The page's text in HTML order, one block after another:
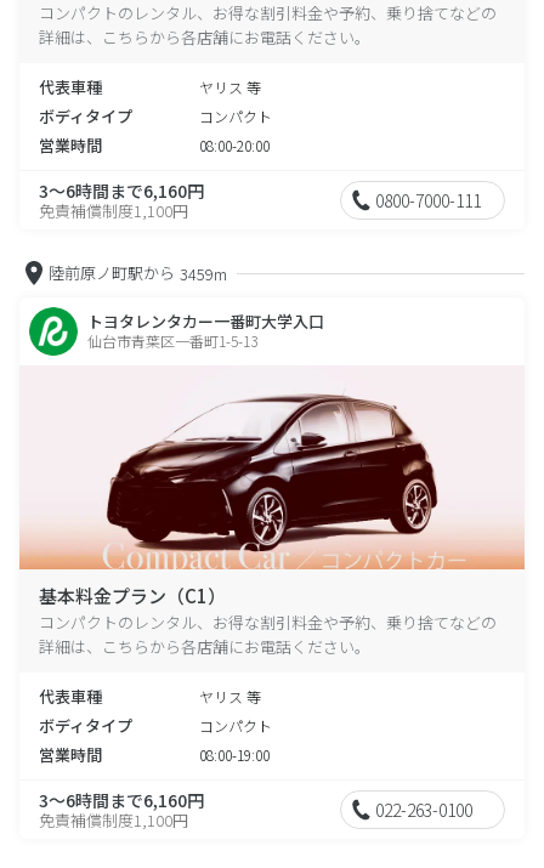
コンパクトのレンタル、お得な割引料金や予約、乗り捨てなどの
詳細は、こちらから各店舗にお電話ください。
代表車種 ヤリス 等
ボディタイプ コンパクト
営業時間 08:00-20:00
3～6時間まで6,160円
免責補償制度1,100円 0800-7000-111
陸前原ノ町駅から 3459m
トヨタレンタカー一番町大学入口
仙台市青葉区一番町1-5-13
基本料金プラン（C1）
コンパクトのレンタル、お得な割引料金や予約、乗り捨てなどの
詳細は、こちらから各店舗にお電話ください。
代表車種 ヤリス 等
ボディタイプ コンパクト
営業時間 08:00-19:00
3～6時間まで6,160円
免責補償制度1,100円 022-263-0100